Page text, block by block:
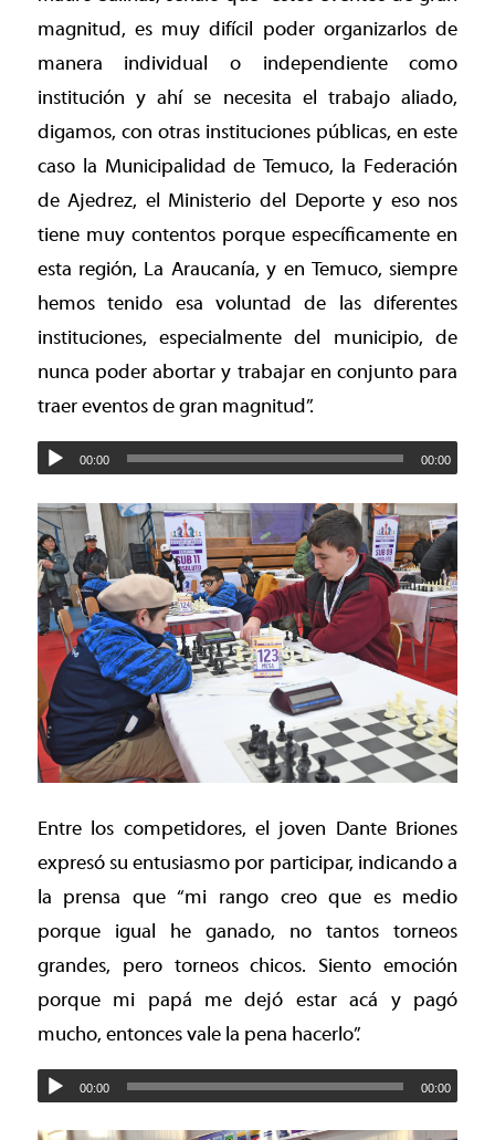
magnitud, es muy difícil poder organizarlos de
manera individual o independiente como
institución y ahí se necesita el trabajo aliado,
digamos, con otras instituciones públicas, en este
caso la Municipalidad de Temuco, la Federación
de Ajedrez, el Ministerio del Deporte y eso nos
tiene muy contentos porque específicamente en
esta región, La Araucanía, y en Temuco, siempre
hemos tenido esa voluntad de las diferentes
instituciones, especialmente del municipio, de
nunca poder abortar y trabajar en conjunto para
traer eventos de gran magnitud”.
00:00 00:00
Entre los competidores, el joven Dante Briones
expresó su entusiasmo por participar, indicando a
la prensa que “mi rango creo que es medio
porque igual he ganado, no tantos torneos
grandes, pero torneos chicos. Siento emoción
porque mi papá me dejó estar acá y pagó
mucho, entonces vale la pena hacerlo”.
00:00 00:00